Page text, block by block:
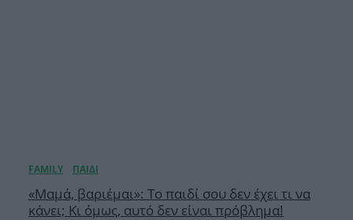
«Μαμά, βαριέμαι»: Το παιδί σου δεν έχει τι να
κάνει; Κι όμως, αυτό δεν είναι πρόβλημα!